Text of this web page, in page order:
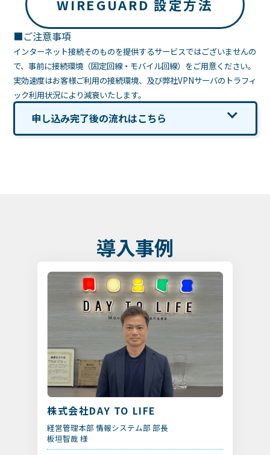
WIREGUARD 設定方法
■ご注意事項
インターネット接続そのものを提供するサービスではございませんの
で、事前に接続環境（固定回線・モバイル回線）をご用意ください。
実効速度はお客様ご利用の接続環境、及び弊社VPNサーバのトラフィ
ック利用状況により減衰いたします。
申し込み完了後の流れはこちら
導入事例
株式会社DAY TO LIFE
経営管理本部 情報システム部 部長
板垣智哉 様